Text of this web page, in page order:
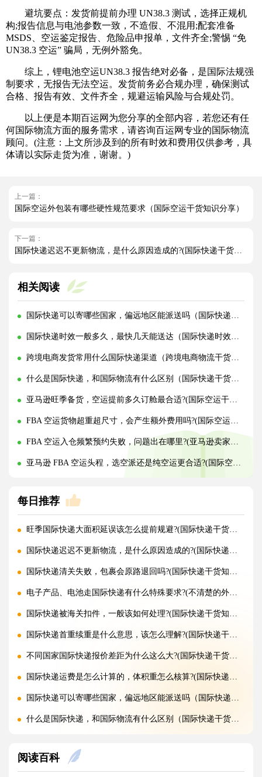
避坑要点：发货前提前办理 UN38.3 测试，选择正规机
构;报告信息与电池参数一致，不造假、不混用;配套准备
MSDS、空运鉴定报告、危险品申报单，文件齐全;警惕 “免
UN38.3 空运” 骗局，无例外豁免。
综上，锂电池空运UN38.3 报告绝对必备，是国际法规强
制要求，无报告无法空运。发货前务必合规办理，确保测试
合格、报告有效、文件齐全，规避运输风险与合规处罚。
以上便是本期百运网为您分享的全部内容，若您还有任
何国际物流方面的服务需求，请咨询百运网专业的国际物流
顾问。(注意：上文所涉及到的所有时效和费用仅供参考，具
体请以实际走货为准，谢谢。)
上一篇：
国际空运外包装有哪些硬性规范要求（国际空运干货知识分享）
下一篇：
相关阅读
国际快递可以寄哪些国家，偏远地区能派送吗（国际快递干货知识分享）
国际快递时效一般多久，最快几天能送达（国际快递时效详解）
跨境电商发货常用什么国际快递渠道（跨境电商物流干货知识分享）
什么是国际快递，和国际物流有什么区别（国际快递干货知识分享）
亚马逊旺季备货，空运提前多久订舱最合适?(国际空运干货知识分享)
FBA 空运货物超重超尺寸，会产生额外费用吗?(国际空运干货知识分享)
FBA 空运入仓频繁预约失败，问题出在哪里?(亚马逊卖家请注意)
亚马逊 FBA 空运头程，选空派还是纯空运更合适?(国际空运干货知识分享)
每日推荐
旺季国际快递大面积延误该怎么提前规避?(国际快递干货知识分享)
国际快递迟迟不更新物流，是什么原因造成的?(国际快递干货知识分享)
国际快递清关失败，包裹会原路退回吗?(国际快递干货知识分享)
电子产品、电池走国际快递有什么特殊要求?(不清楚的外贸人看过来)
国际快递被海关扣件，一般该如何处理?(国际快递干货知识分享)
国际快递首重续重是什么意思，该怎么理解?(国际快递干货知识分享)
不同国家国际快递报价差距为什么这么大?(国际快递干货知识分享)
国际快递运费是怎么计算的，体积重怎么核算?(国际快递干货知识分享)
国际快递可以寄哪些国家，偏远地区能派送吗（国际快递干货知识分享）
什么是国际快递，和国际物流有什么区别（国际快递干货知识分享）
实木包装走国际空运，一定要做熏蒸吗?(国际空运干货知识分享)
阅读百科